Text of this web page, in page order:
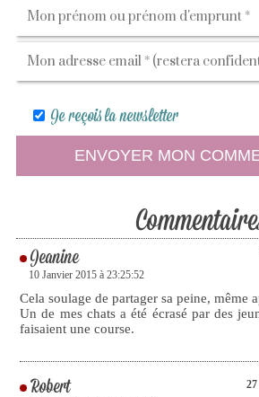
Je reçois la newsletter
Jeanine
10 Janvier 2015 à 23:25:52
Cela soulage de partager sa peine, même
Un de mes chats a été écrasé par des
faisaient une course.
Robert